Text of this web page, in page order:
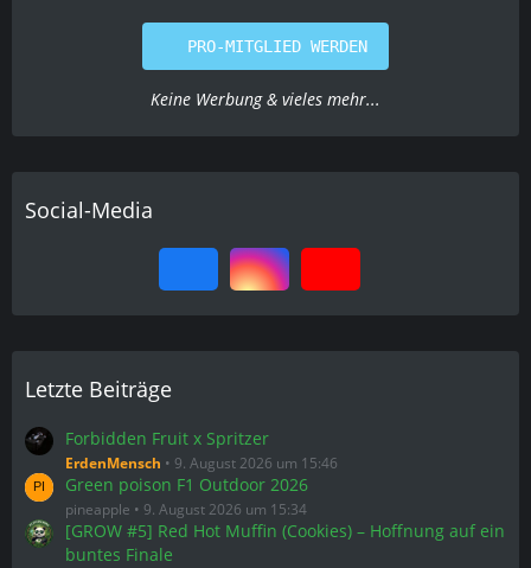
PRO-MITGLIED WERDEN
Keine Werbung & vieles mehr...
Social-Media
Letzte Beiträge
Forbidden Fruit x Spritzer
ErdenMensch 9. August 2026 um 15:46
Green poison F1 Outdoor 2026
pineapple 9. August 2026 um 15:34
[GROW #5] Red Hot Muffin (Cookies) – Hoffnung auf ein
buntes Finale